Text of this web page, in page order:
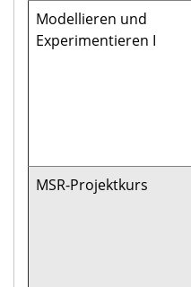
Modellieren und
Experimentieren I
MSR-Projektkurs